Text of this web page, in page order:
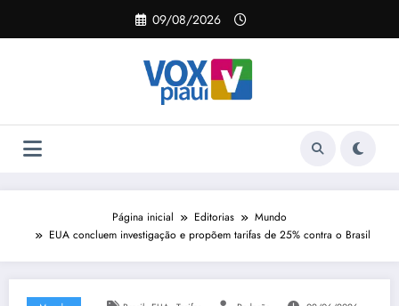
o
09/08/2026
Página inicial Editorias
Mundo
EUA concluem investigação e propõem tarifas de 25% contra o Brasil